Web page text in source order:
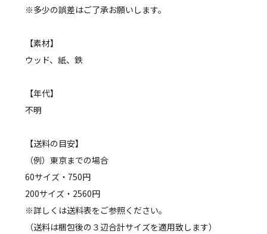
※多少の誤差はご了承お願いします。
【素材】
ウッド、紙、鉄
【年代】
不明
【送料の目安】
（例）東京までの場合
60サイズ・750円
200サイズ・2560円
※詳しくは送料表をご参照ください。
（送料は梱包後の３辺合計サイズを適用致します）